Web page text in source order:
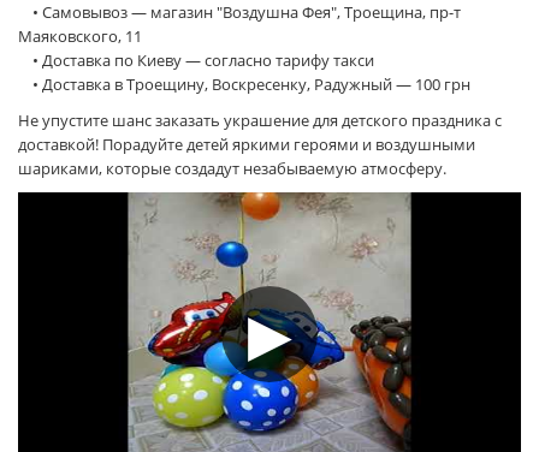
• Самовывоз — магазин "Воздушна Фея", Троещина, пр-т
Маяковского, 11
• Доставка по Киеву — согласно тарифу такси
• Доставка в Троещину, Воскресенку, Радужный — 100 грн
Не упустите шанс заказать украшение для детского праздника с
доставкой! Порадуйте детей яркими героями и воздушными
шариками, которые создадут незабываемую атмосферу.